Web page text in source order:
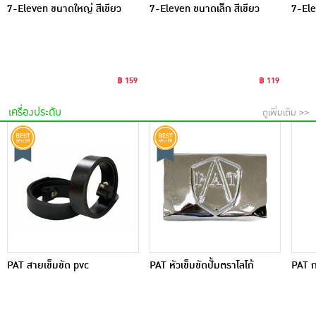
7-Eleven ขนาดใหญ่ สีเขียว
฿ 159
7-Eleven ขนาดเล็ก สีเขียว
฿ 119
7-
เครื่องประดับ ดูเพิ่มเติม >>
PAT สายเข็มขัด pvc PAT หัวเข็มขัดปั้มตราโลโก้ PAT